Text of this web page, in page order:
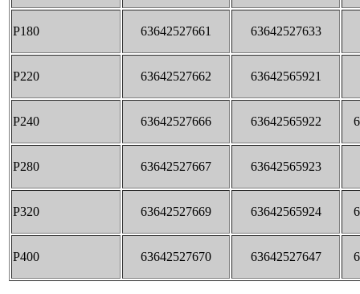
P180 63642527661 63642527633
P220 63642527662 63642565921
P240 63642527666 63642565922
P280 63642527667 63642565923
P320 63642527669 63642565924
P400 63642527670 63642527647